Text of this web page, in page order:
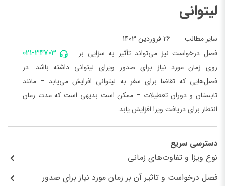
لیتوانی
سایر مطالب 26 فروردین 1403
021-34703
فصل درخواست نیز می‌تواند تأثیر به سزایی بر
روی زمان مورد نیاز برای صدور ویزای لیتوانی داشته باشد. در
فصل‌هایی که تقاضا برای سفر به لیتوانی افزایش می‌یابد – مانند
تابستان و دوران تعطیلات – ممکن است بدیهی است که مدت زمان
انتظار برای دریافت ویزا افزایش ‌یابد.
دسترسی سریع
نوع ویزا و تفاوت‌های زمانی
فصل درخواست و تاثیر آن بر زمان مورد نیاز برای صدور